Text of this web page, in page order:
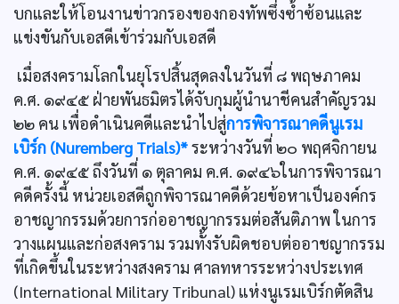
บกและให้โอนงานข่าวกรองของกองทัพซึ่งซํ้าซ้อนและ
แข่งขันกับเอสดีเข้าร่วมกับเอสดี
เมื่อสงครามโลกในยุโรปสิ้นสุดลงในวันที่ ๘ พฤษภาคม
ค.ศ. ๑๙๔๕ ฝ่ายพันธมิตรได้จับกุมผู้นำนาชีคนสำคัญรวม
๒๒ คน เพื่อดำเนินคดีและนำไปสู่การพิจารณาคดีนูเรม
เบิร์ก (Nuremberg Trials)*ระหว่างวันที่ ๒๐ พฤศจิกายน
ค.ศ. ๑๙๔๕ ถึงวันที่ ๑ ตุลาคม ค.ศ. ๑๙๔๖ในการพิจารณา
คดีครั้งนี้ หน่วยเอสดีถูกพิจารณาคดีด้วยข้อหาเป็นองค์กร
อาชญากรรมด้วยการก่ออาชญากรรมต่อสันติภาพ ในการ
วางแผนและก่อสงคราม รวมทั้งรับผิดชอบต่ออาชญากรรม
ที่เกิดขึ้นในระหว่างสงคราม ศาลทหารระหว่างประเทศ
(International Military Tribunal) แห่งนูเรมเบิร์กตัดสิน